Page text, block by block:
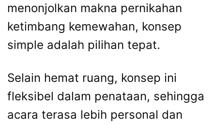
menonjolkan makna pernikahan
ketimbang kemewahan, konsep
simple adalah pilihan tepat.
Selain hemat ruang, konsep ini
fleksibel dalam penataan, sehingga
acara terasa lebih personal dan